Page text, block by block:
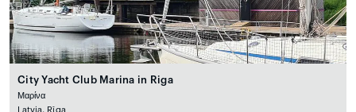
City Yacht Club Marina in Riga
Μαρίνα
Latvia, Rīga